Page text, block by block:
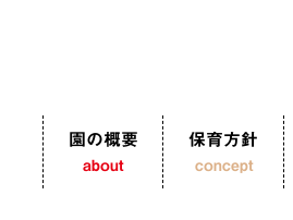
園の概要
about
保育方針
concept